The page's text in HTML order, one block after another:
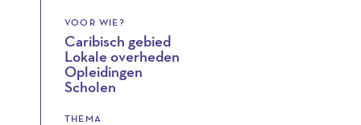
VOOR WIE?
Caribisch gebied
Lokale overheden
Opleidingen
Scholen
THEMA